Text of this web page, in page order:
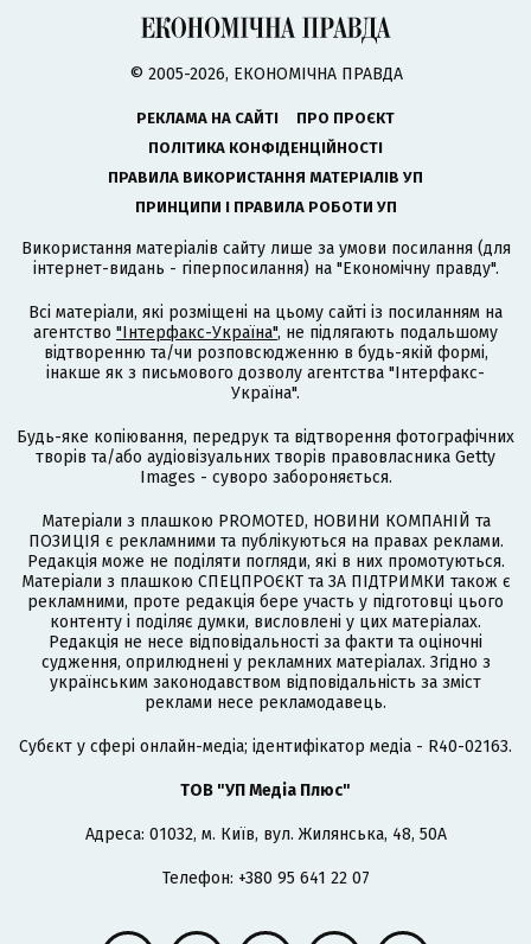
© 2005-2026, ЕКОНОМІЧНА ПРАВДА
РЕКЛАМА НА САЙТІ
ПРО ПРОЄКТ
ПОЛІТИКА КОНФІДЕНЦІЙНОСТІ
ПРАВИЛА ВИКОРИСТАННЯ МАТЕРІАЛІВ УП
ПРИНЦИПИ І ПРАВИЛА РОБОТИ УП
Використання матеріалів сайту лише за умови посилання (для
інтернет-видань - гіперпосилання) на "Економічну правду".
Всі матеріали, які розміщені на цьому сайті із посиланням на
агентство "Інтерфакс-Україна", не підлягають подальшому
відтворенню та/чи розповсюдженню в будь-якій формі,
інакше як з письмового дозволу агентства "Інтерфакс-
Україна".
Будь-яке копіювання, передрук та відтворення фотографічних
творів та/або аудіовізуальних творів правовласника Getty
Images - суворо забороняється.
Матеріали з плашкою PROMOTED, НОВИНИ КОМПАНІЙ та
ПОЗИЦІЯ є рекламними та публікуються на правах реклами.
Редакція може не поділяти погляди, які в них промотуються.
Матеріали з плашкою СПЕЦПРОЄКТ та ЗА ПІДТРИМКИ також є
рекламними, проте редакція бере участь у підготовці цього
контенту і поділяє думки, висловлені у цих матеріалах.
Редакція не несе відповідальності за факти та оціночні
судження, оприлюднені у рекламних матеріалах. Згідно з
українським законодавством відповідальність за зміст
реклами несе рекламодавець.
Cубєкт у сфері онлайн-медіа; ідентифікатор медіа - R40-02163.
ТОВ "УП Медіа Плюс"
Адреса: 01032, м. Київ, вул. Жилянська, 48, 50А
Телефон: +380 95 641 22 07